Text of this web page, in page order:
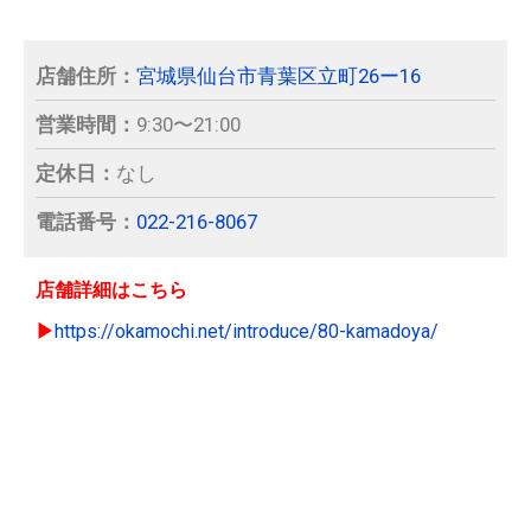
店舗住所： 宮城県仙台市青葉区立町26ー16
営業時間： 9:30〜21:00
定休日： なし
電話番号： 022-216-8067
店舗詳細はこちら
▶︎ https://okamochi.net/introduce/80-kamadoya/